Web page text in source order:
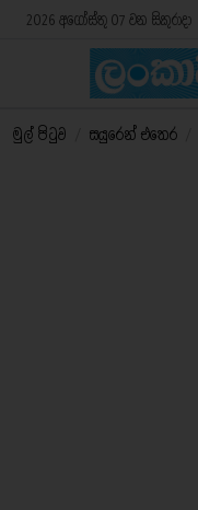
2026 අගෝස්තු 07 වන සිකුරාදා
මුල් පිටුව සයුරෙන් එතෙර